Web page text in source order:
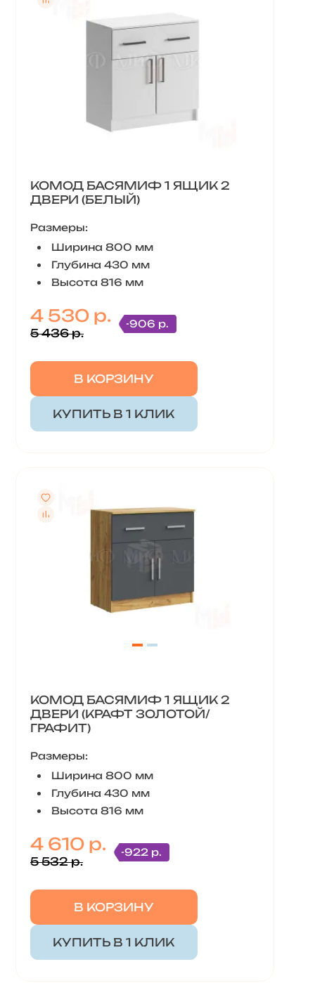
КОМОД БАСЯМИФ 1 ЯЩИК 2
ДВЕРИ (БЕЛЫЙ)
Размеры:
Ширина 800 мм
Глубина 430 мм
Высота 816 мм
4 530 р.
5 436 р.
-906 р.
В КОРЗИНУ
КУПИТЬ В 1 КЛИК
КОМОД БАСЯМИФ 1 ЯЩИК 2
ДВЕРИ (КРАФТ ЗОЛОТОЙ/
ГРАФИТ)
Размеры:
Ширина 800 мм
Глубина 430 мм
Высота 816 мм
4 610 р.
5 532 р.
-922 р.
В КОРЗИНУ
КУПИТЬ В 1 КЛИК